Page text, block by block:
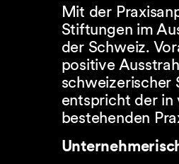
Mit der
Stiftungen im
der Schweiz.
positive
entspricht der in
bestehenden